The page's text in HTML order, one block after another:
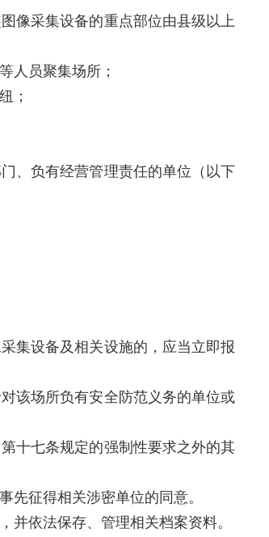
像采集设备的重点部位由县级以上
人员聚集场所；
；
、负有经营管理责任的单位（以下
集设备及相关设施的，应当立即报
该场所负有安全防范义务的单位或
十七条规定的强制性要求之外的其
征得相关涉密单位的同意。
依法保存、管理相关档案资料。